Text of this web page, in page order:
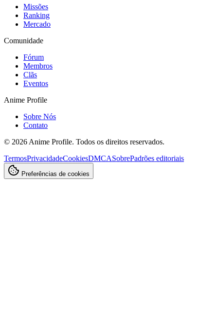
Missões
Ranking
Mercado
Comunidade
Fórum
Membros
Clãs
Eventos
Anime Profile
Sobre Nós
Contato
© 2026 Anime Profile. Todos os direitos reservados.
TermosPrivacidadeCookiesDMCASobrePadrões editoriais
Preferências de cookies